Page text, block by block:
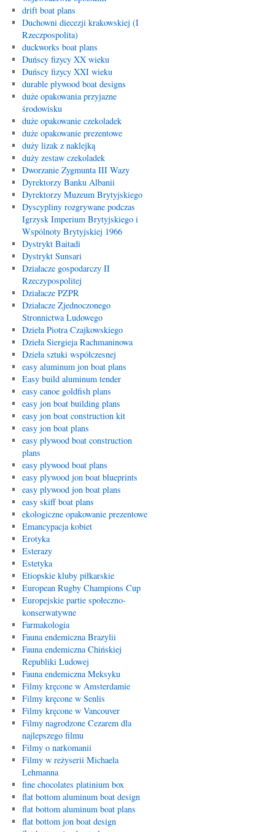
drift boat plans
Duchowni diecezji krakowskiej (I
Rzeczpospolita)
duckworks boat plans
Duńscy fizycy XX wieku
Duńscy fizycy XXI wieku
durable plywood boat designs
duże opakowania przyjazne
środowisku
duże opakowanie czekoladek
duże opakowanie prezentowe
duży lizak z naklejką
duży zestaw czekoladek
Dworzanie Zygmunta III Wazy
Dyrektorzy Banku Albanii
Dyrektorzy Muzeum Brytyjskiego
Dyscypliny rozgrywane podczas
Igrzysk Imperium Brytyjskiego i
Wspólnoty Brytyjskiej 1966
Dystrykt Baitadi
Dystrykt Sunsari
Działacze gospodarczy II
Rzeczypospolitej
Działacze PZPR
Działacze Zjednoczonego
Stronnictwa Ludowego
Dzieła Piotra Czajkowskiego
Dzieła Siergieja Rachmaninowa
Dzieła sztuki współczesnej
easy aluminum jon boat plans
Easy build aluminum tender
easy canoe goldfish plans
easy jon boat building plans
easy jon boat construction kit
easy jon boat plans
easy plywood boat construction
plans
easy plywood boat plans
easy plywood jon boat blueprints
easy plywood jon boat plans
easy skiff boat plans
ekologiczne opakowanie prezentowe
Emancypacja kobiet
Erotyka
Esterazy
Estetyka
Etiopskie kluby piłkarskie
European Rugby Champions Cup
Europejskie partie społeczno-
konserwatywne
Farmakologia
Fauna endemiczna Brazylii
Fauna endemiczna Chińskiej
Republiki Ludowej
Fauna endemiczna Meksyku
Filmy kręcone w Amsterdamie
Filmy kręcone w Senlis
Filmy kręcone w Vancouver
Filmy nagrodzone Cezarem dla
najlepszego filmu
Filmy o narkomanii
Filmy w reżyserii Michaela
Lehmanna
fine chocolates platinium box
flat bottom aluminum boat design
flat bottom aluminum boat plans
flat bottom jon boat design